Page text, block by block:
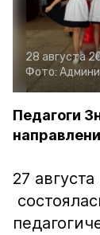
28 августа
Фото:
Педагоги
27